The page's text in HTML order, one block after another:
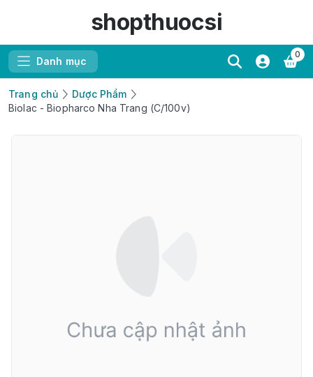
shopthuocsi
Danh mục
0
Trang chủ
Dược Phẩm
Biolac - Biopharco Nha Trang (C/100v)